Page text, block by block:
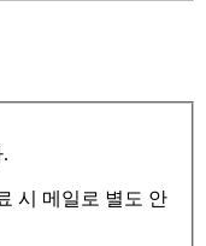
시 메일로 별도 안